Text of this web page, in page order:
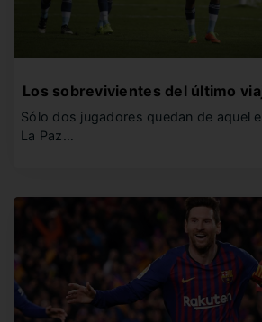
Los sobrevivientes del último
Sólo dos jugadores quedan de aquel
La Paz…